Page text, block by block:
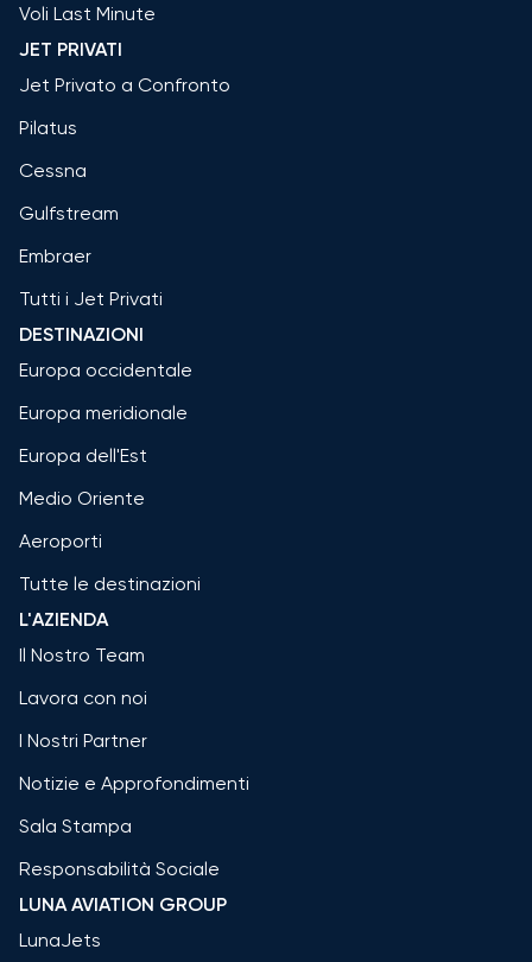
Voli Last Minute
JET PRIVATI
Jet Privato a Confronto
Pilatus
Cessna
Gulfstream
Embraer
Tutti i Jet Privati
DESTINAZIONI
Europa occidentale
Europa meridionale
Europa dell'Est
Medio Oriente
Aeroporti
Tutte le destinazioni
L'AZIENDA
Il Nostro Team
Lavora con noi
I Nostri Partner
Notizie e Approfondimenti
Sala Stampa
Responsabilità Sociale
LUNA AVIATION GROUP
LunaJets